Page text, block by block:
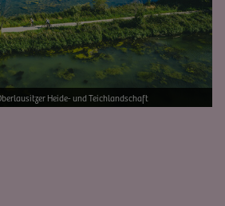
Heide- und Teichlandschaft